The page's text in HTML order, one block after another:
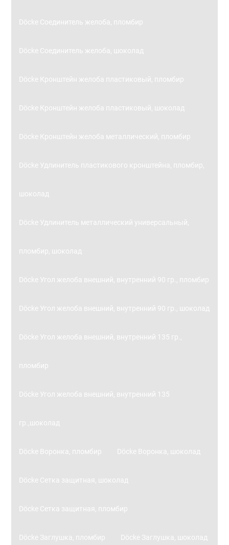
Döcke Соединитель желоба, пломбир
Döcke Соединитель желоба, шоколад
Döcke Кронштейн желоба пластиковый, пломбир
Döcke Кронштейн желоба пластиковый, шоколад
Döcke Кронштейн желоба металлический, пломбир
Döcke Удлинитель пластикового кронштейна, пломбир,
шоколад
Döcke Удлинитель металлический универсальный,
пломбир, шоколад
Döcke Угол желоба внешний, внутренний 90 гр., пломбир
Döcke Угол желоба внешний, внутренний 90 гр., шоколад
Döcke Угол желоба внешний, внутренний 135 гр.,
пломбир
Döcke Угол желоба внешний, внутренний 135
гр.,шоколад
Döcke Воронка, пломбир Döcke Воронка, шоколад
Döcke Сетка защитная, шоколад
Döcke Сетка защитная, пломбир
Döcke Заглушка, пломбир Döcke Заглушка, шоколад